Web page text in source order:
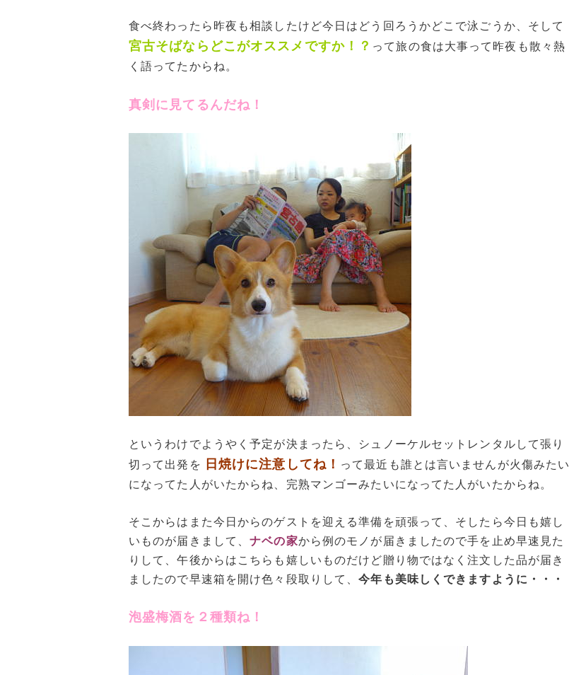
食べ終わったら昨夜も相談したけど今日はどう回ろうかどこで泳ごうか、そして
宮古そばならどこがオススメですか！？ って旅の食は大事って昨夜も散々熱
く語ってたからね。
真剣に見てるんだね！
というわけでようやく予定が決まったら、シュノーケルセットレンタルして張り
切って出発を
日焼けに注意してね！ って最近も誰とは言いませんが火傷みたい
になってた人がいたからね、完熟マンゴーみたいになってた人がいたからね。
そこからはまた今日からのゲストを迎える準備を頑張って、そしたら今日も嬉し
いものが届きまして、ナベの家から例のモノが届きましたので手を止め早速見た
りして、午後からはこちらも嬉しいものだけど贈り物ではなく注文した品が届き
ましたので早速箱を開け色々段取りして、今年も美味しくできますように・・・
泡盛梅酒を２種類ね！